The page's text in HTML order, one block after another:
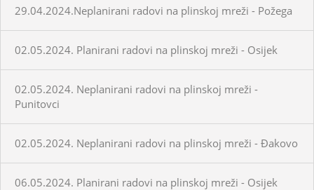
29.04.2024.Neplanirani radovi na plinskoj mreži - Požega
02.05.2024. Planirani radovi na plinskoj mreži - Osijek
02.05.2024. Neplanirani radovi na plinskoj mreži -
Punitovci
02.05.2024. Neplanirani radovi na plinskoj mreži - Đakovo
06.05.2024. Planirani radovi na plinskoj mreži - Osijek